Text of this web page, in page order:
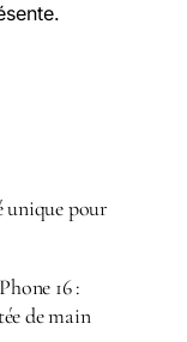
unique pour
16 :
de main